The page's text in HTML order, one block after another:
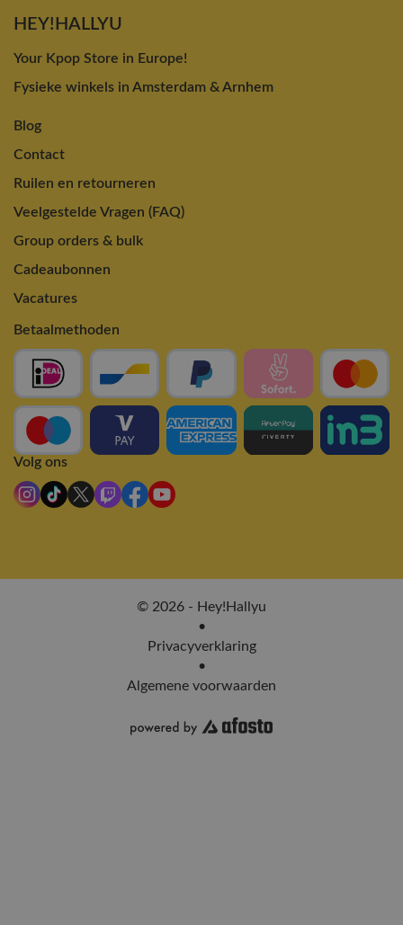
HEY!HALLYU
Your Kpop Store in Europe!
Fysieke winkels in Amsterdam & Arnhem
Blog
Contact
Ruilen en retourneren
Veelgestelde Vragen (FAQ)
Group orders & bulk
Cadeaubonnen
Vacatures
Betaalmethoden
Volg ons
© 2026 - Hey!Hallyu
•
Privacyverklaring
•
Algemene voorwaarden